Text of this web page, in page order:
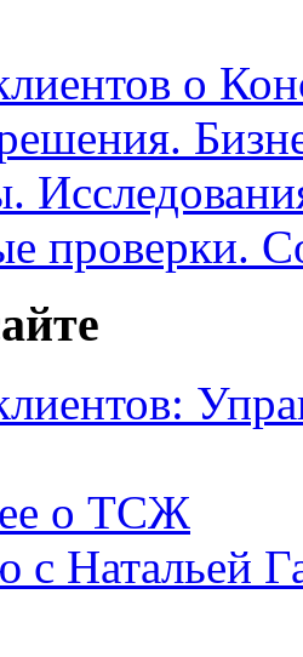
о
проверки.
о ТСЖ
с Натальей